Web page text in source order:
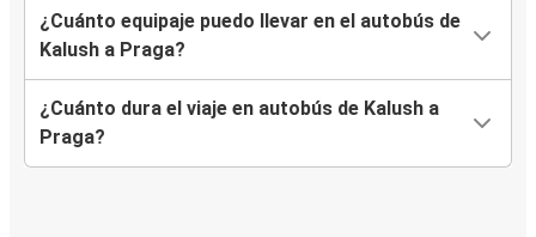
¿Cuánto equipaje puedo llevar en el autobús de
Kalush a Praga?
¿Cuánto dura el viaje en autobús de Kalush a
Praga?